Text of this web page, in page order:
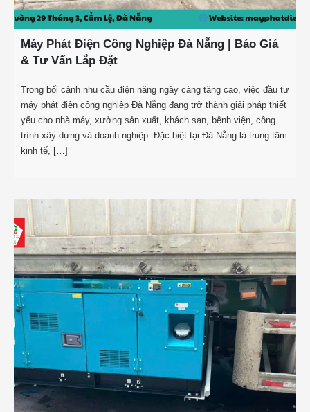
Máy Phát Điện Công Nghiệp Đà Nẵng | Báo Giá
& Tư Vấn Lắp Đặt
Trong bối cảnh nhu cầu điện năng ngày càng tăng cao, việc đầu tư
máy phát điện công nghiệp Đà Nẵng đang trở thành giải pháp thiết
yếu cho nhà máy, xưởng sản xuất, khách sạn, bệnh viện, công
trình xây dựng và doanh nghiệp. Đặc biệt tại Đà Nẵng là trung tâm
kinh tế, […]